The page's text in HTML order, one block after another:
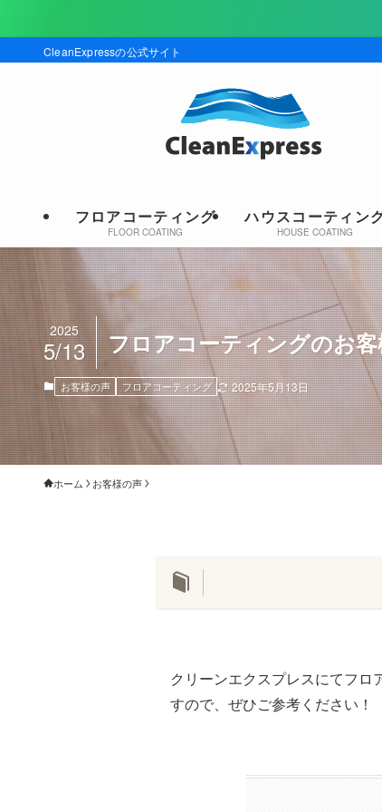
CleanExpressの公式サイト
フロアコーティング
FLOOR COATING
ハウスコーティン
HOUSE COATING
フロアコーティングのお
2025
5/13
お客様の声 フロアコーティング 2025年5月13日
ホーム お客様の声
クリーンエクスプレスにてフロ
すので、ぜひご参考ください！